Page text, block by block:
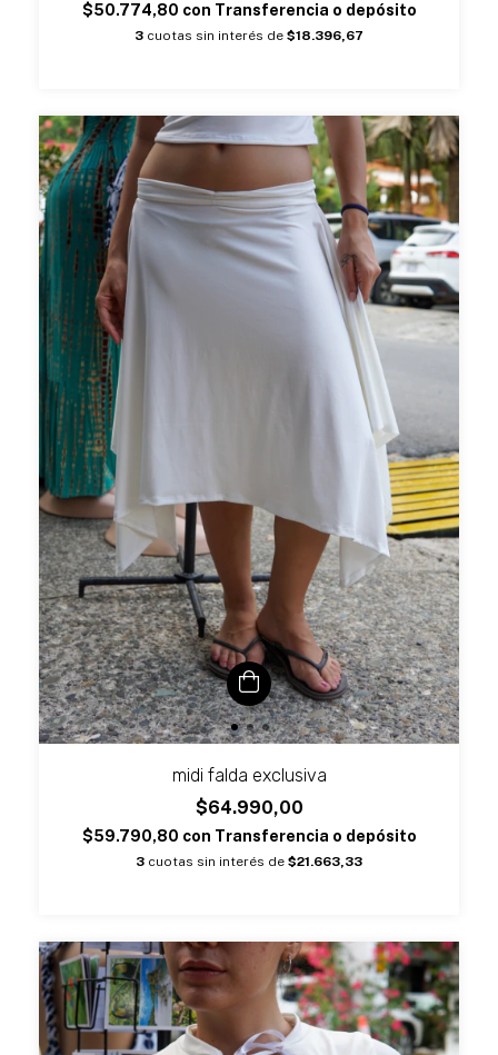
$50.774,80 con Transferencia o depósito
3 cuotas sin interés de $18.396,67
midi falda exclusiva
$64.990,00
$59.790,80 con Transferencia o depósito
3 cuotas sin interés de $21.663,33